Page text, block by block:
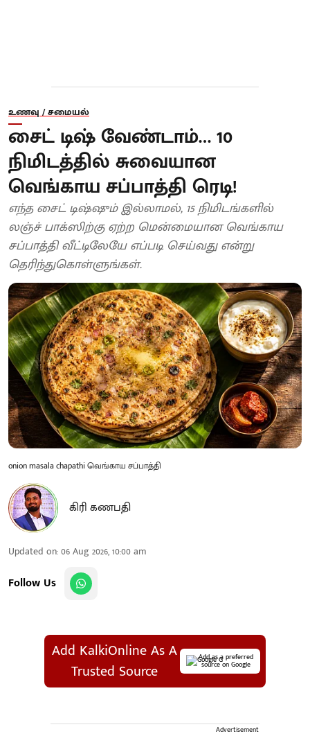
உணவு / சமையல்
சைட் டிஷ் வேண்டாம்… 10
நிமிடத்தில் சுவையான
வெங்காய சப்பாத்தி ரெடி!
எந்த சைட் டிஷ்ஷும் இல்லாமல், 15 நிமிடங்களில்
லஞ்ச் பாக்ஸிற்கு ஏற்ற மென்மையான வெங்காய
சப்பாத்தி வீட்டிலேயே எப்படி செய்வது என்று
தெரிந்துகொள்ளுங்கள்.
onion masala chapathi வெங்காய சப்பாத்தி
கிரி கணபதி
Updated on:06 Aug 2026, 10:00 am
Follow Us
Add KalkiOnline As A
Trusted Source
Add as a preferred
source on Google
Advertisement